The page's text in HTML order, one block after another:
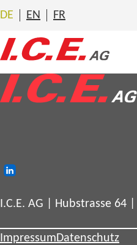
Zum
springen
DE EN FR
LinkedIn
I.C.E. AG | Hubstrasse 64
ImpressumDatenschutz